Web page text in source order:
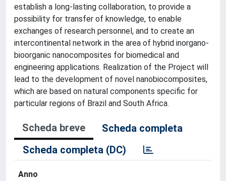
establish a long-lasting collaboration, to provide a
possibility for transfer of knowledge, to enable
exchanges of research personnel, and to create an
intercontinental network in the area of hybrid inorgano-
bioorganic nanocomposites for biomedical and
engineering applications. Realization of the Project will
lead to the development of novel nanobiocomposites,
which are based on natural components specific for
particular regions of Brazil and South Africa.
Scheda breve
Scheda completa
Scheda completa (DC)
Anno